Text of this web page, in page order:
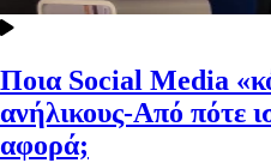
Ποια Social Media
ανήλικους-Από πότε
αφορά;